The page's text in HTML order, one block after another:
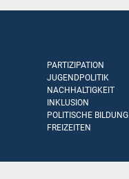
PARTIZIPATION
JUGENDPOLITIK
NACHHALTIGKEIT
INKLUSION
POLITISCHE BILDUNG
FREIZEITEN